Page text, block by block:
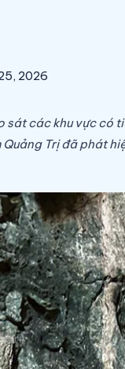
2026
sát các khu vực có
Trị đã phát